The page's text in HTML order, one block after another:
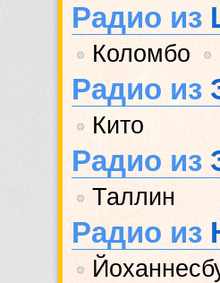
Радио из
• Коломбо •
Радио из
• Кито
Радио из
• Таллин
Радио из
•